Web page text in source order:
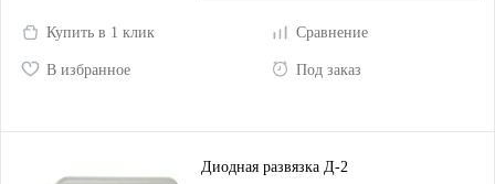
Купить в 1 клик Сравнение
В избранное Под заказ
Диодная развязка Д-2